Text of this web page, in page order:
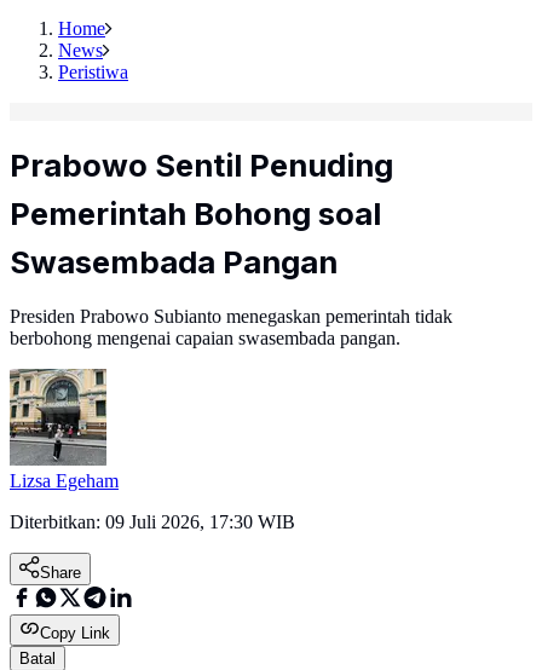
Home
News
Peristiwa
Prabowo Sentil Penuding
Pemerintah Bohong soal
Swasembada Pangan
Presiden Prabowo Subianto menegaskan pemerintah tidak
berbohong mengenai capaian swasembada pangan.
Lizsa Egeham
Diterbitkan: 09 Juli 2026, 17:30 WIB
Share
Copy Link
Batal